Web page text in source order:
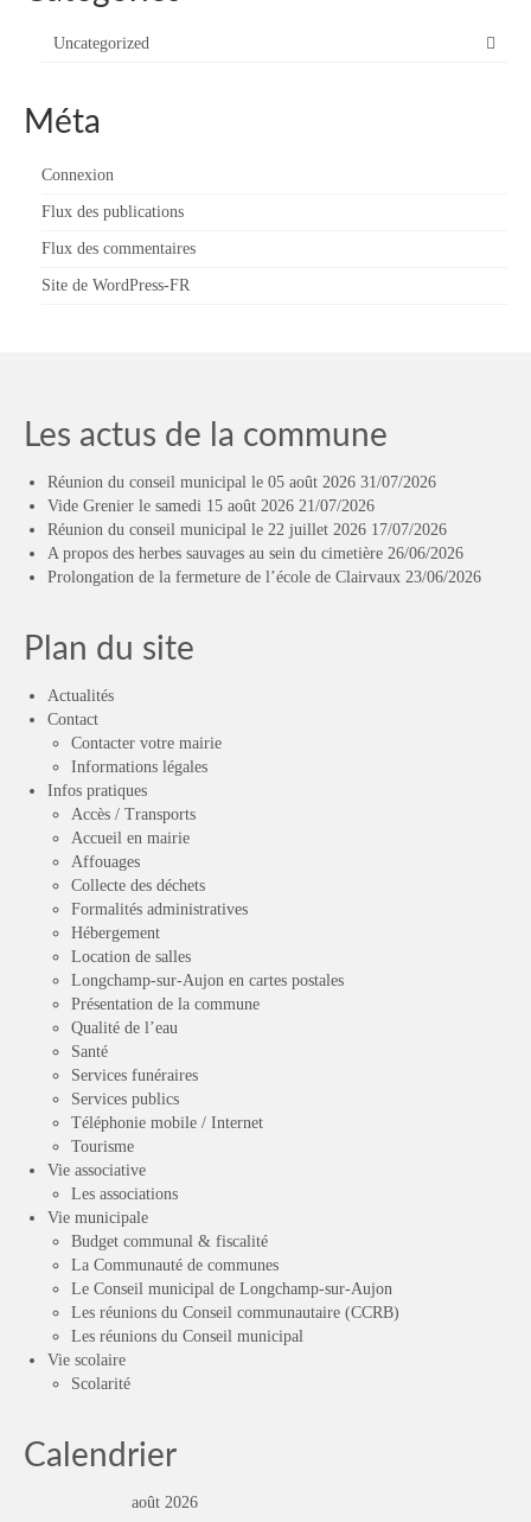
Uncategorized
Méta
Connexion
Flux des publications
Flux des commentaires
Site de WordPress-FR
Les actus de la commune
Réunion du conseil municipal le 05 août 2026 31/07/2026
Vide Grenier le samedi 15 août 2026 21/07/2026
Réunion du conseil municipal le 22 juillet 2026 17/07/2026
A propos des herbes sauvages au sein du cimetière 26/06/2026
Prolongation de la fermeture de l’école de Clairvaux 23/06/2026
Plan du site
Actualités
Contact
Contacter votre mairie
Informations légales
Infos pratiques
Accès / Transports
Accueil en mairie
Affouages
Collecte des déchets
Formalités administratives
Hébergement
Location de salles
Longchamp-sur-Aujon en cartes postales
Présentation de la commune
Qualité de l’eau
Santé
Services funéraires
Services publics
Téléphonie mobile / Internet
Tourisme
Vie associative
Les associations
Vie municipale
Budget communal & fiscalité
La Communauté de communes
Le Conseil municipal de Longchamp-sur-Aujon
Les réunions du Conseil communautaire (CCRB)
Les réunions du Conseil municipal
Vie scolaire
Scolarité
Calendrier
août 2026